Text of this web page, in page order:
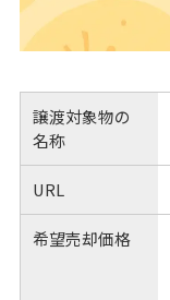
譲渡対象物の
名称
URL
希望売却価格